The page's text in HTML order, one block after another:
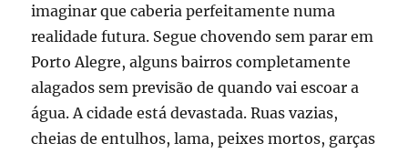
imaginar que caberia perfeitamente numa
realidade futura. Segue chovendo sem parar em
Porto Alegre, alguns bairros completamente
alagados sem previsão de quando vai escoar a
água. A cidade está devastada. Ruas vazias,
cheias de entulhos, lama, peixes mortos, garças